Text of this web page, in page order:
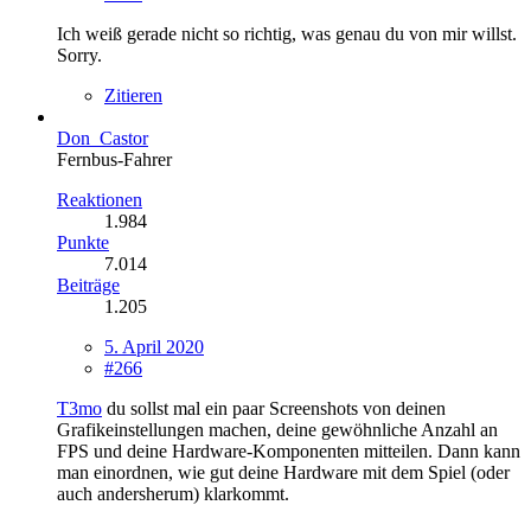
Ich weiß gerade nicht so richtig, was genau du von mir willst.
Sorry.
Zitieren
Don_Castor
Fernbus-Fahrer
Reaktionen
1.984
Punkte
7.014
Beiträge
1.205
5. April 2020
#266
T3mo du sollst mal ein paar Screenshots von deinen
Grafikeinstellungen machen, deine gewöhnliche Anzahl an
FPS und deine Hardware-Komponenten mitteilen. Dann kann
man einordnen, wie gut deine Hardware mit dem Spiel (oder
auch andersherum) klarkommt.